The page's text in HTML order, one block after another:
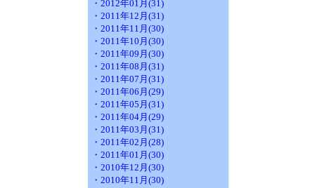
・2012年01月(31)
・2011年12月(31)
・2011年11月(30)
・2011年10月(30)
・2011年09月(30)
・2011年08月(31)
・2011年07月(31)
・2011年06月(29)
・2011年05月(31)
・2011年04月(29)
・2011年03月(31)
・2011年02月(28)
・2011年01月(30)
・2010年12月(30)
・2010年11月(30)